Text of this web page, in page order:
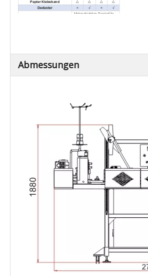
Papier Klebeband △ △ △
△
Deduster
× √ × √
Mehrschichtige Papiertüte、
Abmessungen